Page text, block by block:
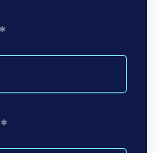
*
*